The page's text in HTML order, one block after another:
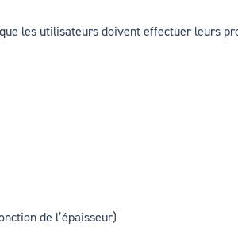
les utilisateurs doivent effectuer leurs
de l’épaisseur)